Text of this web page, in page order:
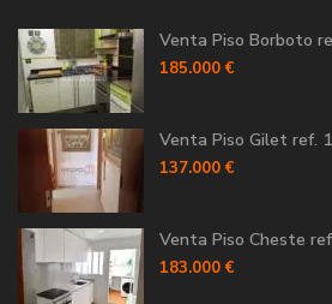
Venta Piso Borboto
185.000 €
Venta Piso Gilet ref.
137.000 €
Venta Piso Cheste
183.000 €